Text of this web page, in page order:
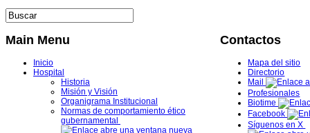
Main Menu
Inicio
Hospital
Historia
Misión y Visión
Organigrama Institucional
Normas de comportamiento ético
gubernamental
Contactos
Mapa del sitio
Directorio
Mail
Profesionales
Biotime
Facebook
Síguenos en X